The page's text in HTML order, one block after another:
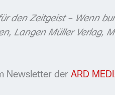
den Zeitgeist – Wenn
Langen Müller Verlag,
Newsletter der ARD